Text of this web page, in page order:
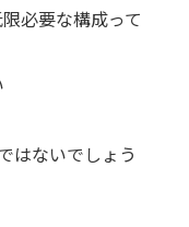
必要な構成って
はないでしょう